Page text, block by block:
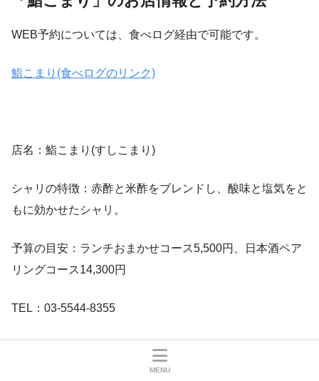
WEB予約については、食べログ経由で可能です。
鮨こまり(食べログのリンク)
店名：鮨こまり(すしこまり)
シャリの特徴：赤酢と米酢をブレンドし、酸味と塩気をと
もに効かせたシャリ。
予算の目安：ランチおまかせコース5,500円、日本酒ペア
リングコース14,300円
TEL：03-5544-8355
住所：東京都港区赤坂2-12-25
MENU